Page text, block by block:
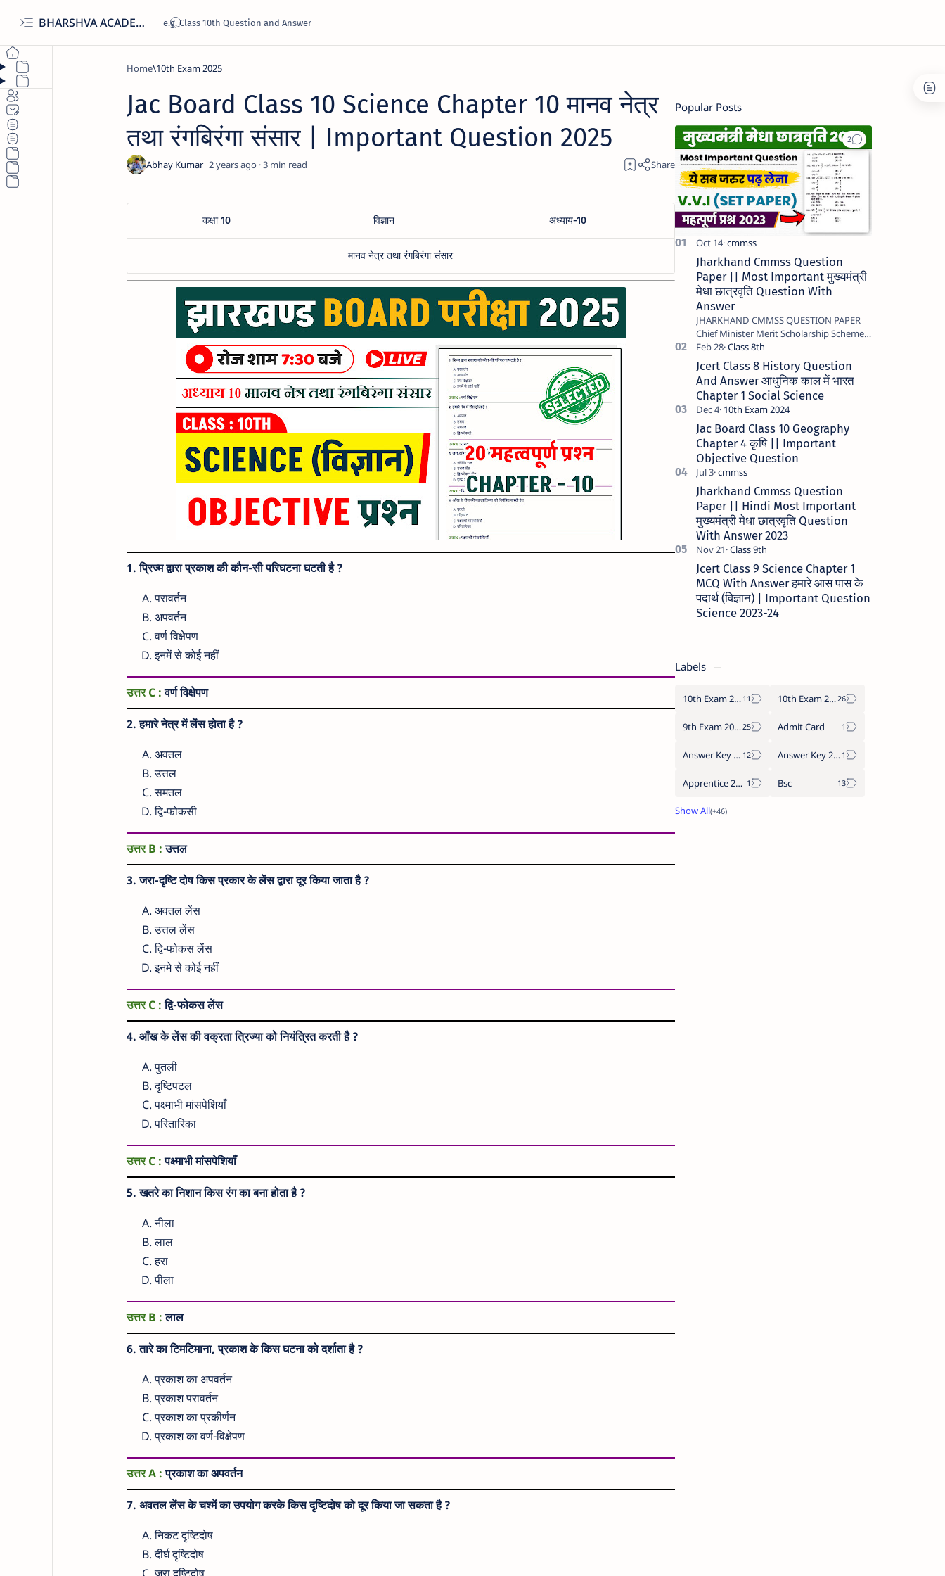
BHARSHVA ACADEMY
Home 10th Exam 2025
Jac Board Class 10 Science Chapter 10 मानव नेत्र
तथा रंगबिरंगा संसार | Important Question 2025
2 years ago 3
कक्षा 10 विज्ञान अध्याय-10
मानव नेत्र तथा रंगबिरंगा संसार
1. प्रिज्म द्वारा प्रकाश की कौन-सी परिघटना घटती है ?
परावर्तन
अपवर्तन
वर्ण विक्षेपण
इनमें से कोई नहीं
उत्तर C : वर्ण विक्षेपण
2. हमारे नेत्र में लेंस होता है ?
अवतल
उत्तल
समतल
द्वि-फोकसी
उत्तर B :उत्तल
3. जरा-दृष्टि दोष किस प्रकार के लेंस द्वारा दूर किया जाता है ?
अवतल लेंस
उत्तल लेंस
द्वि-फोकस लेंस
इनमे से कोई नहीं
उत्तर C :द्वि-फोकस लेंस
4. आँख के लेंस की वक्रता त्रिज्या को नियंत्रित करती है ?
पुतली
दृष्टिपटल
पक्ष्माभी मांसपेशियाँ
परितारिका
उत्तर C :पक्ष्माभी मांसपेशियाँ
5. खतरे का निशान किस रंग का बना होता है ?
नीला
लाल
हरा
पीला
उत्तर B :लाल
6. तारे का टिमटिमाना, प्रकाश के किस घटना को दर्शाता है ?
प्रकाश का अपवर्तन
प्रकाश परावर्तन
प्रकाश का प्रकीर्णन
प्रकाश का वर्ण-विक्षेपण
उत्तर A :प्रकाश का अपवर्तन
7. अवतल लेंस के चश्में का उपयोग करके किस दृष्टिदोष को दूर किया जा सकता है ?
निकट दृष्टिदोष
दीर्घ दृष्टिदोष
Popular Posts
Jharkhand Cmmss Question
Paper || Most Important मुख्यमंत्री
मेधा छात्रवृति Question With
Answer
JHARKHAND CMMSS QUESTION PAPER
Chief Minister Merit Scholarship Scheme -
Jcert Class 8 History Question
And Answer आधुनिक काल में भारत
Chapter 1 Social Science
Jac Board Class 10 Geography
Chapter 4 कृषि || Important
Objective Question
Jharkhand Cmmss Question
Paper || Hindi Most Important
मुख्यमंत्री मेधा छात्रवृति Question
With Answer 2023
Jcert Class 9 Science Chapter 1
MCQ With Answer हमारे आस पास के
पदार्थ (विज्ञान) | Important Question
Science 2023-24
Labels
10th Exam 2024 10th Exam 2025
9th Exam 2024 Admit Card
Answer Key 2023 Answer Key 2024
Apprentice 2022 Bsc